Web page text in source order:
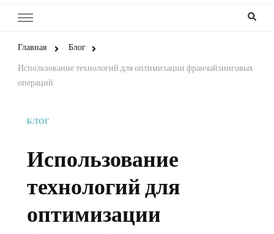
Главная
Блог
Использование технологий для оптимизации франчайзинговых
операций
БЛОГ
Использование
технологий для
оптимизации